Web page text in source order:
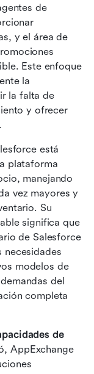
existencias en tiempo real, los agentes de
y el área de
Este enfoque
la
la falta de
y ofrecer
está
plataforma
manejando
vez mayores y
Su
significa que
de Salesforce
necesidades
modelos de
del
completa
de
AppExchange